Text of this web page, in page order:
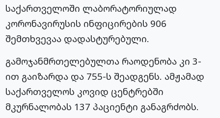
საქართველოში ლაბორატორიულად
კორონავირუსის ინფიცირების 906
შემთხვევაა დადასტურებული.
გამოჯანმრთელებულთა რაოდენობა კი 3-
ით გაიზარდა და 755-ს შეადგენს. ამჟამად
საქართველოს კოვიდ ცენტრებში
მკურნალობას 137 პაციენტი განაგრძობს.